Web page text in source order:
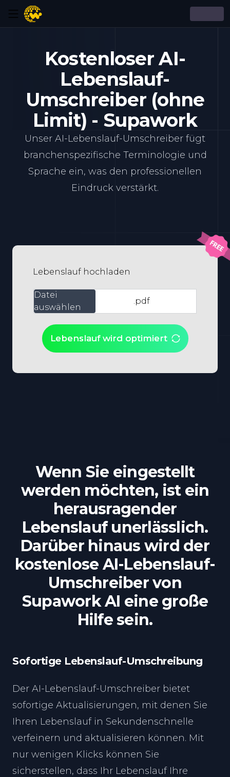
Kostenloser AI-
Lebenslauf-
Umschreiber (ohne
Limit) - Supawork
Unser AI-Lebenslauf-Umschreiber fügt
branchenspezifische Terminologie und
Sprache ein, was den professionellen
Eindruck verstärkt.
Lebenslauf hochladen
Datei
auswählen
.pdf
Lebenslauf wird optimiert
Wenn Sie eingestellt
werden möchten, ist ein
herausragender
Lebenslauf unerlässlich.
Darüber hinaus wird der
kostenlose AI-Lebenslauf-
Umschreiber von
Supawork AI eine große
Hilfe sein.
Sofortige Lebenslauf-Umschreibung
Der AI-Lebenslauf-Umschreiber bietet
sofortige Aktualisierungen, mit denen Sie
Ihren Lebenslauf in Sekundenschnelle
verfeinern und aktualisieren können. Mit
nur wenigen Klicks können Sie
sicherstellen, dass Ihr Lebenslauf Ihre